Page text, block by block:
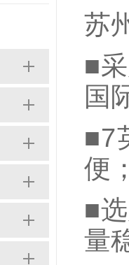
苏
■
国
■7
便
■
量